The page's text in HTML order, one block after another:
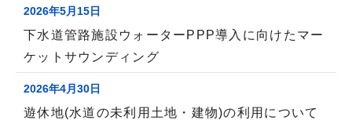
2026年5月15日
下水道管路施設ウォーターPPP導入に向けたマー
ケットサウンディング
2026年4月30日
遊休地(水道の未利用土地・建物)の利用について